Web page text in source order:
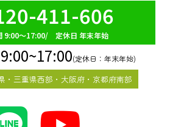
411-606
9:00～17:00/ 定休日 年末年始
9:00~17:00(定休日：年末年始)
・三重県西部・大阪府・京都府南部